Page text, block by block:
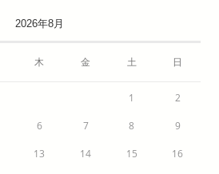
2026年8月
木 金 土 日
1 2
6 7 8 9
13 14 15 16